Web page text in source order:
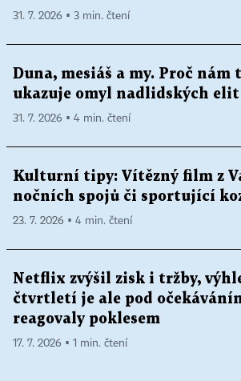
31. 7. 2026 ▪ 3 min. čtení
Duna, mesiáš a my. Proč nám
ukazuje omyl nadlidských elit
31. 7. 2026 ▪ 4 min. čtení
Kulturní tipy: Vítězný film z
nočních spojů či sportující
23. 7. 2026 ▪ 4 min. čtení
Netflix zvýšil zisk i tržby,
čtvrtletí je ale pod
reagovaly poklesem
17. 7. 2026 ▪ 1 min. čtení